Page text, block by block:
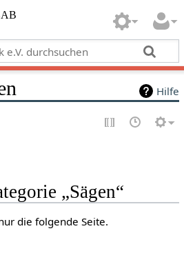
Hilfe
„Sägen“
die folgende Seite.